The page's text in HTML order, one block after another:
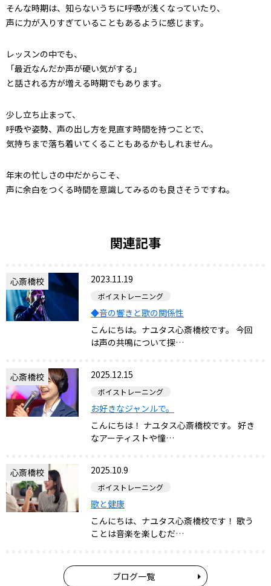
そんな時期は、知らないうちに呼吸が浅くなっていたり、
声に力が入りすぎていることもあるように感じます。
レッスンの中でも、
「最近なんだか声が硬い気がする」
と話される方が増える時期でもあります。
少し立ち止まって、
呼吸や姿勢、声の出し方を見直す時間を持つことで、
気持ちまで落ち着いてくることもあるかもしれません。
年末の忙しさの中だからこそ、
声に余白をつくる時間を意識してみるのも良さそうですね。
関連記事
心斎橋校 2023.11.19
ボイストレーニング
◆音の響きと歌の関係性
こんにちは。ナユタス心斎橋校です。 今回
は声の共鳴について探…
心斎橋校 2025.12.15
ボイストレーニング
お好きなジャンルで。
こんにちは！ ナユタス心斎橋校です。 好き
なアーティストや憧…
心斎橋校 2025.10.9
ボイストレーニング
歌と健康
こんにちは、ナユタス心斎橋校です！ 歌う
ことは音楽を楽しむだ…
ブログ一覧